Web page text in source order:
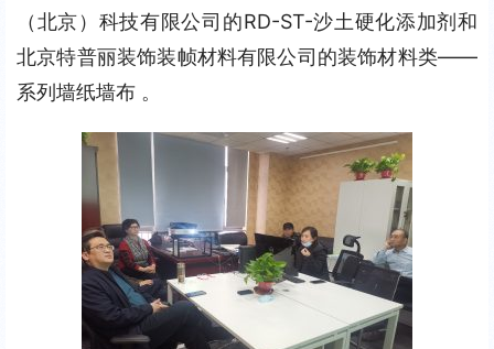
（北京）科技有限公司的RD-ST-沙土硬化添加剂和
北京特普丽装饰装帧材料有限公司的装饰材料类——
系列墙纸墙布 。